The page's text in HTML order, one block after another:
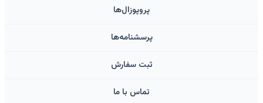
پروپوزال‌ها
پرسشنامه‌ها
ثبت سفارش
تماس با ما